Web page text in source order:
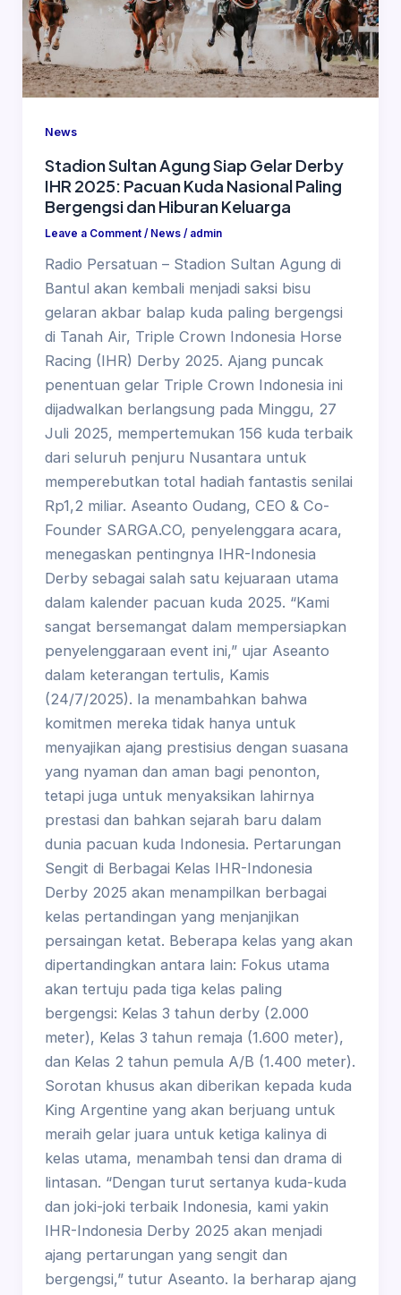
News
Stadion Sultan Agung Siap Gelar Derby
IHR 2025: Pacuan Kuda Nasional Paling
Bergengsi dan Hiburan Keluarga
Leave a Comment / News/ admin
Radio Persatuan – Stadion Sultan Agung di
Bantul akan kembali menjadi saksi bisu
gelaran akbar balap kuda paling bergengsi
di Tanah Air, Triple Crown Indonesia Horse
Racing (IHR) Derby 2025. Ajang puncak
penentuan gelar Triple Crown Indonesia ini
dijadwalkan berlangsung pada Minggu, 27
Juli 2025, mempertemukan 156 kuda terbaik
dari seluruh penjuru Nusantara untuk
memperebutkan total hadiah fantastis senilai
Rp1,2 miliar. Aseanto Oudang, CEO & Co-
Founder SARGA.CO, penyelenggara acara,
menegaskan pentingnya IHR-Indonesia
Derby sebagai salah satu kejuaraan utama
dalam kalender pacuan kuda 2025. “Kami
sangat bersemangat dalam mempersiapkan
penyelenggaraan event ini,” ujar Aseanto
dalam keterangan tertulis, Kamis
(24/7/2025). Ia menambahkan bahwa
komitmen mereka tidak hanya untuk
menyajikan ajang prestisius dengan suasana
yang nyaman dan aman bagi penonton,
tetapi juga untuk menyaksikan lahirnya
prestasi dan bahkan sejarah baru dalam
dunia pacuan kuda Indonesia. Pertarungan
Sengit di Berbagai Kelas IHR-Indonesia
Derby 2025 akan menampilkan berbagai
kelas pertandingan yang menjanjikan
persaingan ketat. Beberapa kelas yang akan
dipertandingkan antara lain: Fokus utama
akan tertuju pada tiga kelas paling
bergengsi: Kelas 3 tahun derby (2.000
meter), Kelas 3 tahun remaja (1.600 meter),
dan Kelas 2 tahun pemula A/B (1.400 meter).
Sorotan khusus akan diberikan kepada kuda
King Argentine yang akan berjuang untuk
meraih gelar juara untuk ketiga kalinya di
kelas utama, menambah tensi dan drama di
lintasan. “Dengan turut sertanya kuda-kuda
dan joki-joki terbaik Indonesia, kami yakin
IHR-Indonesia Derby 2025 akan menjadi
ajang pertarungan yang sengit dan
bergengsi,” tutur Aseanto. Ia berharap ajang